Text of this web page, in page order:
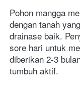
Pohon mangga
dengan tanah
drainase baik.
sore hari untuk
diberikan 2-3
tumbuh aktif.